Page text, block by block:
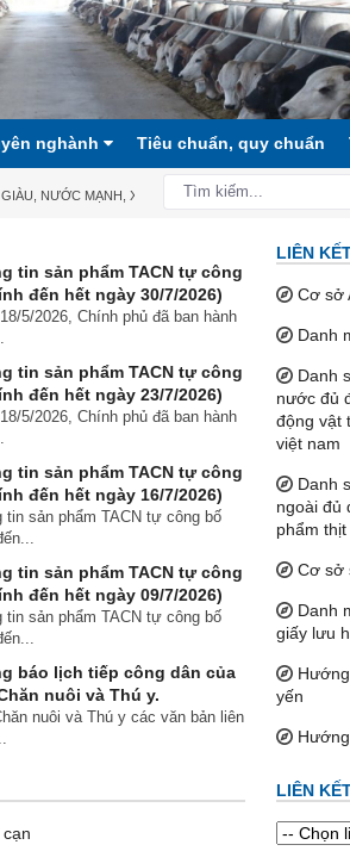
nghành Tiêu chuẩn, quy chuẩn
NƯỚC MẠNH, XÃ HỘI CÔNG BẰNG, DÂN CHỦ, VĂN
tin sản phẩm TACN tự công
đến hết ngày 30/7/2026)
5/2026, Chính phủ đã ban hành
tin sản phẩm TACN tự công
đến hết ngày 23/7/2026)
5/2026, Chính phủ đã ban hành
tin sản phẩm TACN tự công
đến hết ngày 16/7/2026)
tin sản phẩm TACN tự công bố
tin sản phẩm TACN tự công
đến hết ngày 09/7/2026)
tin sản phẩm TACN tự công bố
báo lịch tiếp công dân của
nuôi và Thú y.
nuôi và Thú y các văn bản liên
LIÊN
Cơ sở
Danh
Danh
nước đủ
động vật
việt nam
Danh
ngoài đủ
phẩm
Cơ sở
Danh
giấy lưu
yến
LIÊN